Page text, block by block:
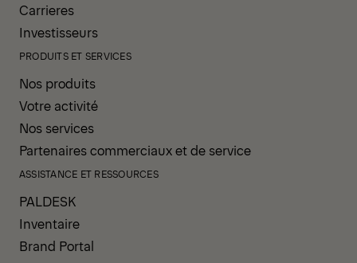
Carrieres
Investisseurs
PRODUITS ET SERVICES
Nos produits
Votre activité
Nos services
Partenaires commerciaux et de service
ASSISTANCE ET RESSOURCES
PALDESK
Inventaire
Brand Portal